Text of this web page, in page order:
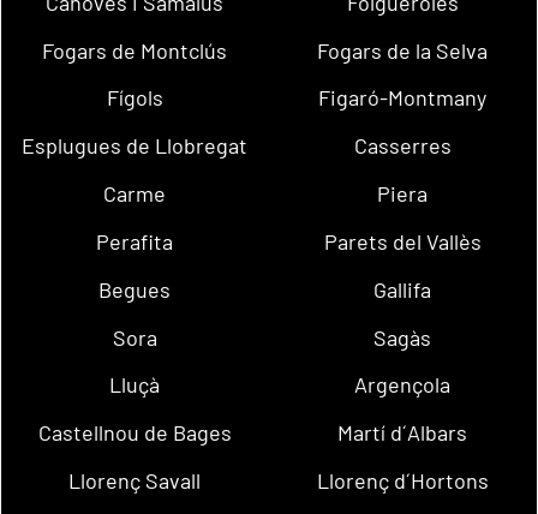
Fogars de Montclús
Fogars de la Selva
Fígols
Figaró-Montmany
Esplugues de Llobregat
Casserres
Carme
Piera
Perafita
Parets del Vallès
Begues
Gallifa
Sora
Sagàs
Lluçà
Argençola
Castellnou de Bages
Martí d´Albars
Llorenç Savall
Llorenç d´Hortons